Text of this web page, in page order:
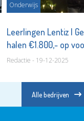
Onderwijs
Leerlingen Lentiz |
halen €1.800,- op
Redactie - 19-12-2025
Alle bedrijven